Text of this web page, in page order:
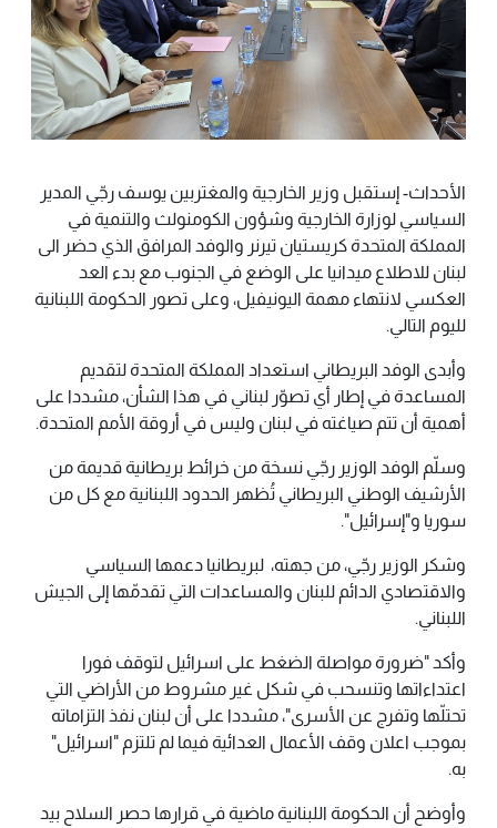
الأحداث- إستقبل وزير الخارجية والمغتربين يوسف رجّي المدير
السياسي لوزارة الخارجية وشؤون الكومنولث والتنمية في
المملكة المتحدة كريستيان تيرنر والوفد المرافق الذي حضر الى
لبنان للاطلاع ميدانيا على الوضع في الجنوب مع بدء العد
العكسي لانتهاء مهمة اليونيفيل، وعلى تصور الحكومة اللبنانية
لليوم التالي.
وأبدى الوفد البريطاني استعداد المملكة المتحدة لتقديم
المساعدة في إطار أي تصوّر لبناني في هذا الشأن، مشددا على
أهمية أن تتم صياغته في لبنان وليس في أروقة الأمم المتحدة.
وسلّم الوفد الوزير رجّي نسخة من خرائط بريطانية قديمة من
الأرشيف الوطني البريطاني تُظهر الحدود اللبنانية مع كل من
سوريا و"إسرائيل".
وشكر الوزير رجّي، من جهته، لبريطانيا دعمها السياسي
والاقتصادي الدائم للبنان والمساعدات التي تقدمّها إلى الجيش
اللبناني.
وأكد "ضرورة مواصلة الضغط على اسرائيل لتوقف فورا
اعتداءاتها وتنسحب في شكل غير مشروط من الأراضي التي
تحتلّها وتفرج عن الأسرى"، مشددا على أن لبنان نفذ التزاماته
بموجب اعلان وقف الأعمال العدائية فيما لم تلتزم "اسرائيل"
به.
وأوضح أن الحكومة اللبنانية ماضية في قرارها حصر السلاح بيد